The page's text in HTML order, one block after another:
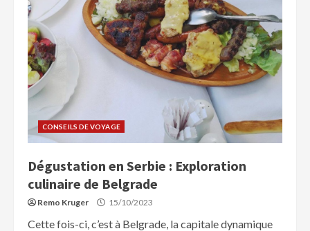
CONSEILS DE VOYAGE
Dégustation en Serbie : Exploration
culinaire de Belgrade
Remo Kruger 15/10/2023
Cette fois-ci, c’est à Belgrade, la capitale dynamique